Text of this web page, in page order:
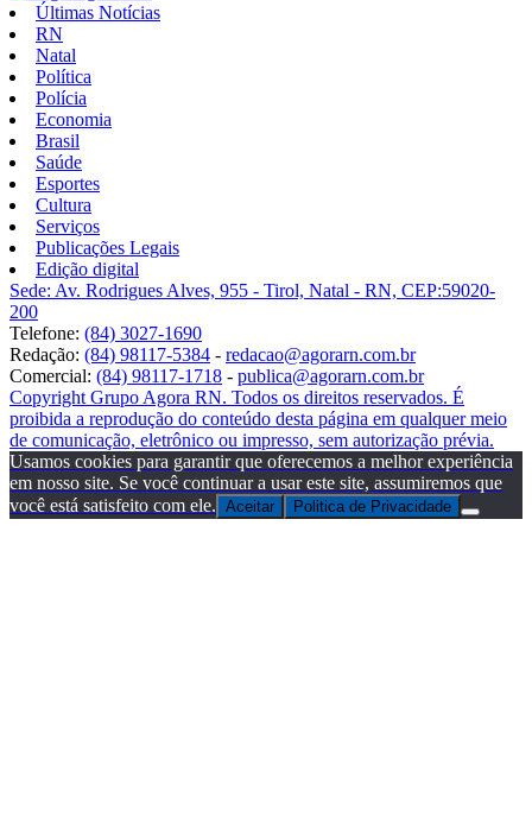
Últimas Notícias
RN
Natal
Política
Polícia
Economia
Brasil
Saúde
Esportes
Cultura
Serviços
Publicações Legais
Edição digital
Sede: Av. Rodrigues Alves, 955 - Tirol, Natal - RN, CEP:59020-
200
Telefone: (84) 3027-1690
Redação: (84) 98117-5384 - redacao@agorarn.com.br
Comercial: (84) 98117-1718 - publica@agorarn.com.br
Copyright Grupo Agora RN. Todos os direitos reservados. É
proibida a reprodução do conteúdo desta página em qualquer meio
de comunicação, eletrônico ou impresso, sem autorização prévia.
Usamos cookies para garantir que oferecemos a melhor experiência
em nosso site. Se você continuar a usar este site, assumiremos que
você está satisfeito com ele. Aceitar Politica de Privacidade